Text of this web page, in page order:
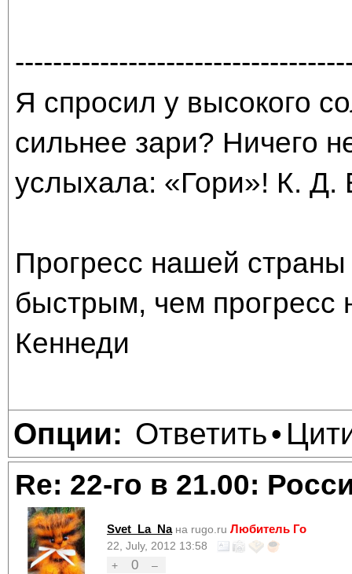
Я спросил у высокого
сильнее зари? Ничего
услыхала: «Гори»! К. Д.
Прогресс нашей
быстрым, чем прогресс
Кеннеди
Опции: Ответить•
Re: 22-го в 21.00:
Svet_La_Na на rugo.ru Любитель Го
22, July, 2012 13:58
+
0 –